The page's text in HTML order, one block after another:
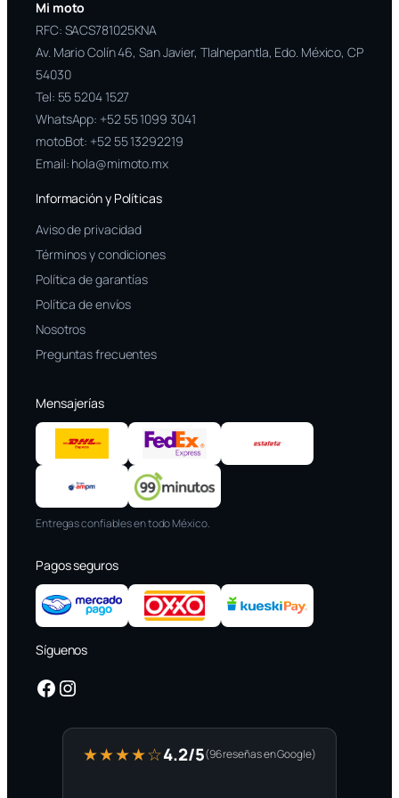
Mi moto
RFC: SACS781025KNA
Av. Mario Colín 46, San Javier, Tlalnepantla, Edo. México, CP
54030
Tel: 55 5204 1527
WhatsApp: +52 55 1099 3041
motoBot: +52 55 13292219
Email: hola@mimoto.mx
Información y Políticas
Aviso de privacidad
Términos y condiciones
Política de garantías
Política de envíos
Nosotros
Preguntas frecuentes
Mensajerías
Entregas confiables en todo México.
Pagos seguros
Síguenos
Facebook Instagram
★★★★☆4.2/5(96 reseñas en Google)